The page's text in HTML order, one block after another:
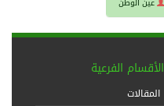
عين الوطن
الأقسام الفرعية
المقالات